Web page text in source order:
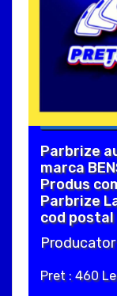
Parbrize
marca
Produs
Parbrize
cod postal
Producator
Pret : 460